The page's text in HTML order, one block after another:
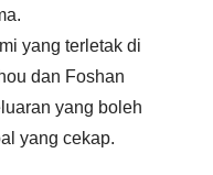
yang terletak di
dan Foshan
yang boleh
yang cekap.